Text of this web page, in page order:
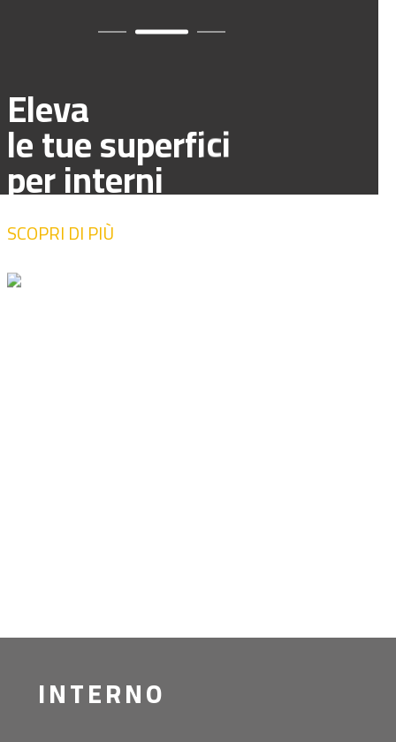
Eleva
le tue superfici
per interni
SCOPRI DI PIÙ
INTERNO